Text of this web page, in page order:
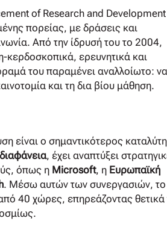
of Research and
πορείας, με δράσεις και
Από την ίδρυσή του το 2004,
ερευνητικά και
του παραμένει αναλλοίωτο: να
και τη δια βίου μάθηση.
είναι ο σημαντικότερος
διαφάνεια, έχει αναπτύξει
όπως η Microsoft, η Ευρωπαϊκή
. Μέσω αυτών των συνεργασιών, το
40 χώρες, επηρεάζοντας θετικά